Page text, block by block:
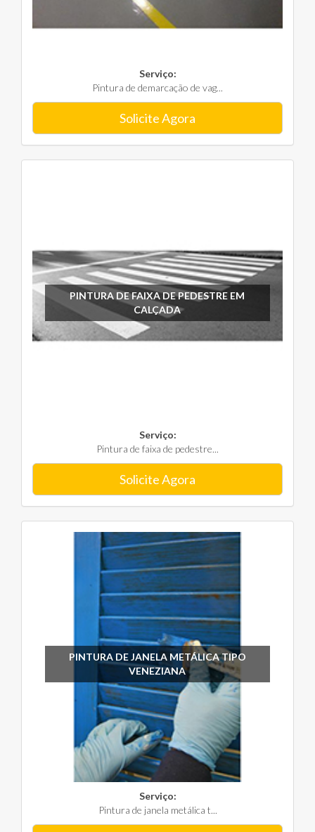
Serviço:
Pintura de demarcação de vag...
Solicite Agora
PINTURA DE FAIXA DE PEDESTRE EM
CALÇADA
Serviço:
Pintura de faixa de pedestre...
Solicite Agora
PINTURA DE JANELA METÁLICA TIPO
VENEZIANA
Serviço:
Pintura de janela metálica t...